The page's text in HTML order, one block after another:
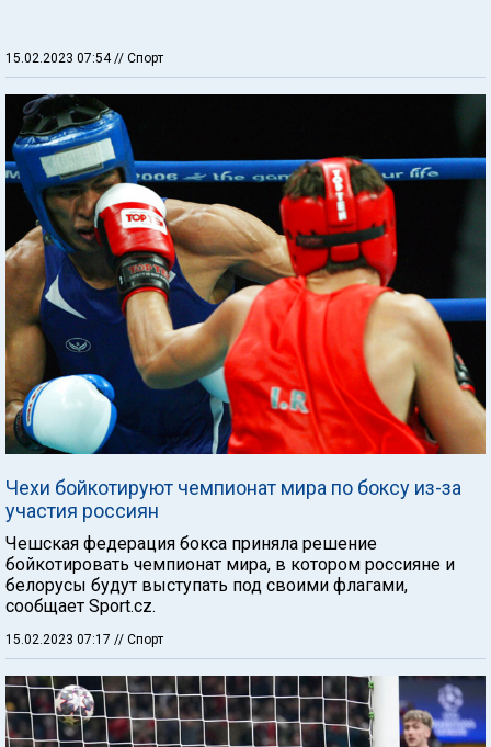
15.02.2023 07:54 // Спорт
Чехи бойкотируют чемпионат мира по боксу из-за
участия россиян
Чешская федерация бокса приняла решение
бойкотировать чемпионат мира, в котором россияне и
белорусы будут выступать под своими флагами,
сообщает Sport.cz.
15.02.2023 07:17 // Спорт